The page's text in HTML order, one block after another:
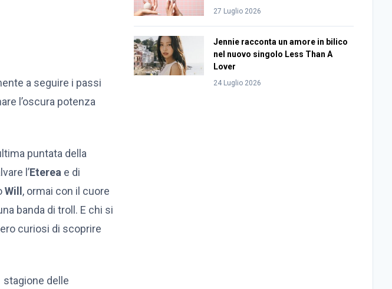
a seguire i passi
l’oscura potenza
puntata della
l’Eterea e di
Will , ormai con il cuore
banda di troll. E chi si
curiosi di scoprire
stagione delle
27 Luglio 2026
Jennie racconta un amore in bilico
nel nuovo singolo Less Than A
Lover
24 Luglio 2026